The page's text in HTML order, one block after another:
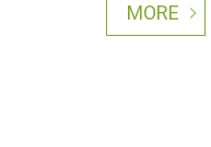
MORE